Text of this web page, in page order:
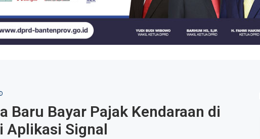
Baru Bayar Pajak Kendaraan di
Aplikasi Signal